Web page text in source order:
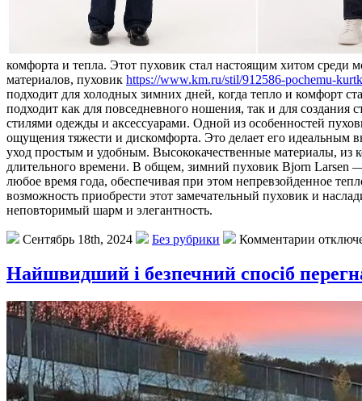
комфорта и тепла. Этот пуховик стал настоящим хитом среди
материалов, пуховик https://www.km.ru/stil/912586-pochemu-
подходит для холодных зимних дней, когда тепло и комфорт
подходит как для повседневного ношения, так и для создания
стилями одежды и аксессуарами. Одной из особенностей
ощущения тяжести и дискомфорта. Это делает его идеальным
уход простым и удобным. Высококачественные материалы, из
длительного времени. В общем, зимний пуховик Bjorn Larsen
любое время года, обеспечивая при этом непревзойденное
возможность приобрести этот замечательный пуховик и
неповторимый шарм и элегантность.
Сентябрь 18th, 2024 Без рубрики Комментарии
Найшвидший і безпечний спосіб